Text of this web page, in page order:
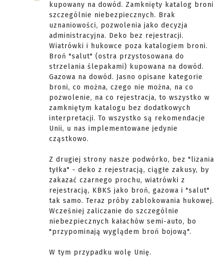
kupowany na dowód. Zamknięty katalog broni
szczególnie niebezpiecznych. Brak
uznaniowości, pozwolenia jako decyzja
administracyjna. Deko bez rejestracji.
Wiatrówki i hukowce poza katalogiem broni.
Broń "salut" (ostra przystosowana do
strzelania ślepakami) kupowana na dowód.
Gazowa na dowód. Jasno opisane kategorie
broni, co można, czego nie można, na co
pozwolenie, na co rejestracja, to wszystko w
zamkniętym katalogu bez dodatkowych
interpretacji. To wszystko są rekomendacje
Unii, u nas implementowane jedynie
cząstkowo.
Z drugiej strony nasze podwórko, bez "lizania
tyłka" - deko z rejestracją, ciągłe zakusy, by
zakazać czarnego prochu, wiatrówki z
rejestracją, KBKS jako broń, gazowa i "salut"
tak samo. Teraz próby zablokowania hukowej.
Wcześniej zaliczanie do szczególnie
niebezpiecznych kałachów semi-auto, bo
"przypominają wyglądem broń bojową".
W tym przypadku wolę Unię.